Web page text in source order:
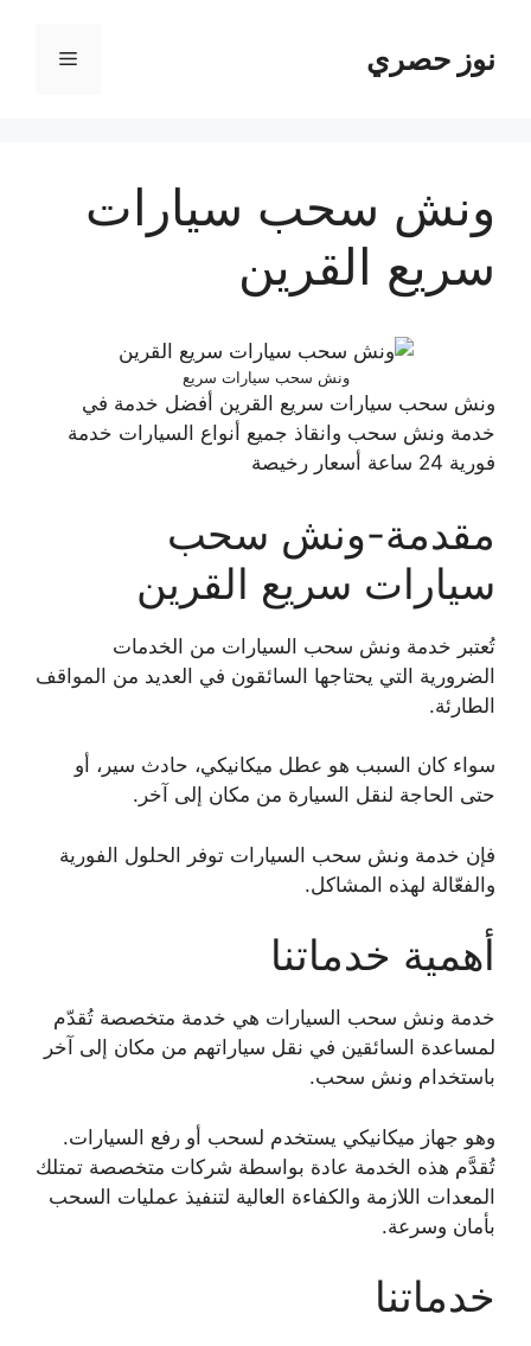
المحتوىنوز حصري القائمة
ونش سحب سيارات
سريع القرين
ونش سحب سيارات سريع
ونش سحب سيارات سريع القرين أفضل خدمة في
خدمة ونش سحب وانقاذ جميع أنواع السيارات خدمة
فورية 24 ساعة أسعار رخيصة
مقدمة-ونش سحب
سيارات سريع القرين
تُعتبر خدمة ونش سحب السيارات من الخدمات
الضرورية التي يحتاجها السائقون في العديد من المواقف
الطارئة.
سواء كان السبب هو عطل ميكانيكي، حادث سير، أو
حتى الحاجة لنقل السيارة من مكان إلى آخر.
فإن خدمة ونش سحب السيارات توفر الحلول الفورية
والفعّالة لهذه المشاكل.
أهمية خدماتنا
خدمة ونش سحب السيارات هي خدمة متخصصة تُقدّم
لمساعدة السائقين في نقل سياراتهم من مكان إلى آخر
باستخدام ونش سحب.
وهو جهاز ميكانيكي يستخدم لسحب أو رفع السيارات.
تُقدَّم هذه الخدمة عادة بواسطة شركات متخصصة تمتلك
المعدات اللازمة والكفاءة العالية لتنفيذ عمليات السحب
بأمان وسرعة.
خدماتنا